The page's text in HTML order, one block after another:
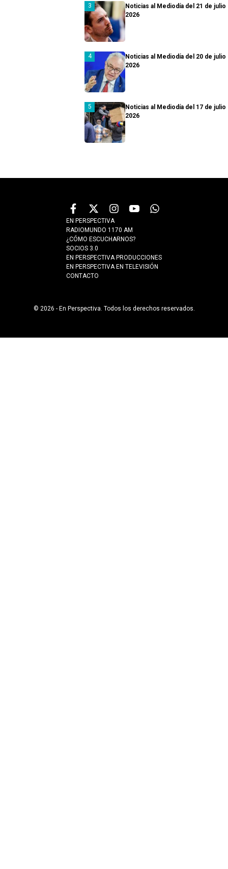
Noticias al Mediodía del 21 de julio
2026
Noticias al Mediodía del 20 de julio
2026
Noticias al Mediodía del 17 de julio
2026
EN PERSPECTIVA
RADIOMUNDO 1170 AM
¿CÓMO ESCUCHARNOS?
SOCIOS 3.0
EN PERSPECTIVA PRODUCCIONES
EN PERSPECTIVA EN TELEVISIÓN
CONTACTO
© 2026 - En Perspectiva. Todos los derechos reservados.